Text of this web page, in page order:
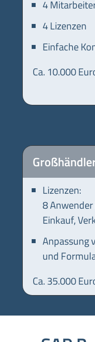
4
4 Lizenzen
Einfache
Ca. 10.000
Lizenzen:
8
Einkauf,
Anpassung
und
Ca. 35.000